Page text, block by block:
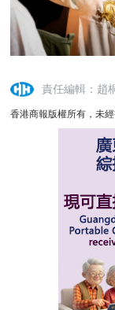
責任編輯：趙
香港商報版權所有，未經